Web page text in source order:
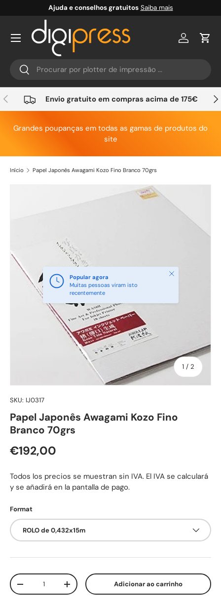
Ir para o conteúdo
Ajuda e conselhos gratuitos Saiba mais
Pesquisar
Pesquisar
Conta
Anterior Envio gratuito em compras acima de 175€
Grandes poupanças em todas as gamas de produtos do
site
Início Papel Japonês Awagami Kozo Fino Branco 70grs
Saltar para a informação do produto
1 / de
2
Popular agora
Muitas pessoas viram isto
recentemente
Fechar
SKU: IJ0317
Papel Japonês Awagami Kozo Fino
Branco 70grs
Preço normal
€192,00
Todos los precios se muestran sin IVA. El IVA se calculará
y se añadirá en la pantalla de pago.
Format
ROLO de 0,432x15m
Qtd.
Diminuir quantidadeAumente a quantidadeAdicionar ao carrinho